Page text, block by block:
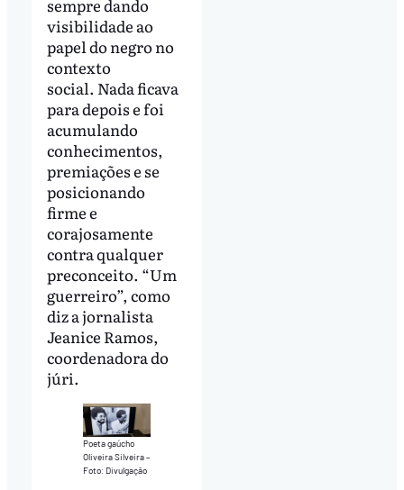
sempre dando
visibilidade ao
papel do negro no
contexto
social. Nada ficava
para depois e foi
acumulando
conhecimentos,
premiações e se
posicionando
firme e
corajosamente
contra qualquer
preconceito. “Um
guerreiro”, como
diz a jornalista
Jeanice Ramos,
coordenadora do
júri.
Poeta gaúcho
Oliveira Silveira –
Foto: Divulgação